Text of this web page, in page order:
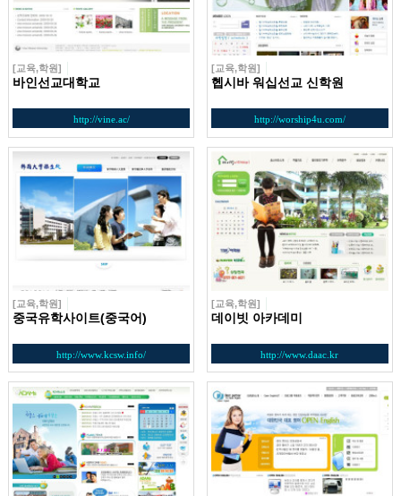
[교육,학원]
바인선교대학교
http://vine.ac/
[교육,학원]
헵시바 워십선교 신학원
http://worship4u.com/
[교육,학원]
중국유학사이트(중국어)
http://www.kcsw.info/
[교육,학원]
데이빗 아카데미
http://www.daac.kr